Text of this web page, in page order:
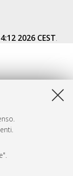
2026 CEST.